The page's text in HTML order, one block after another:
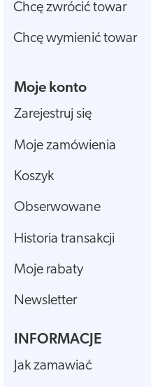
Chcę zwrócić towar
Chcę wymienić towar
Moje konto
Zarejestruj się
Moje zamówienia
Koszyk
Obserwowane
Historia transakcji
Moje rabaty
Newsletter
INFORMACJE
Jak zamawiać